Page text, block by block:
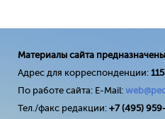
Материалы сайта
Адрес для корреспонденции:
По работе сайта: E-Mail:
Тел./факс редакции: +7 (495)